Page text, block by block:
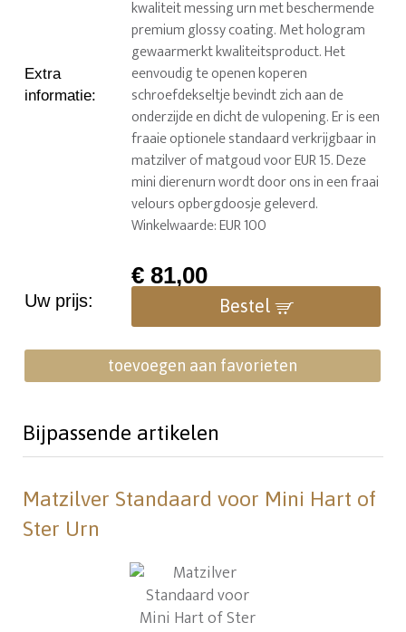
Extra
informatie:
kwaliteit messing urn met beschermende
premium glossy coating. Met hologram
gewaarmerkt kwaliteitsproduct. Het
eenvoudig te openen koperen
schroefdekseltje bevindt zich aan de
onderzijde en dicht de vulopening. Er is een
fraaie optionele standaard verkrijgbaar in
matzilver of matgoud voor EUR 15. Deze
mini dierenurn wordt door ons in een fraai
velours opbergdoosje geleverd.
Winkelwaarde: EUR 100
Uw prijs:
€81,00
Bestel
toevoegen aan favorieten
Bijpassende artikelen
Matzilver Standaard voor Mini Hart of
Ster Urn